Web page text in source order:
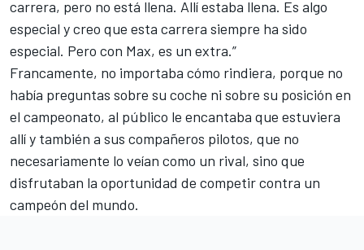
carrera, pero no está llena. Allí estaba llena. Es algo
especial y creo que esta carrera siempre ha sido
especial. Pero con Max, es un extra.”
Francamente, no importaba cómo rindiera, porque no
había preguntas sobre su coche ni sobre su posición en
el campeonato, al público le encantaba que estuviera
allí y también a sus compañeros pilotos, que no
necesariamente lo veían como un rival, sino que
disfrutaban la oportunidad de competir contra un
campeón del mundo.